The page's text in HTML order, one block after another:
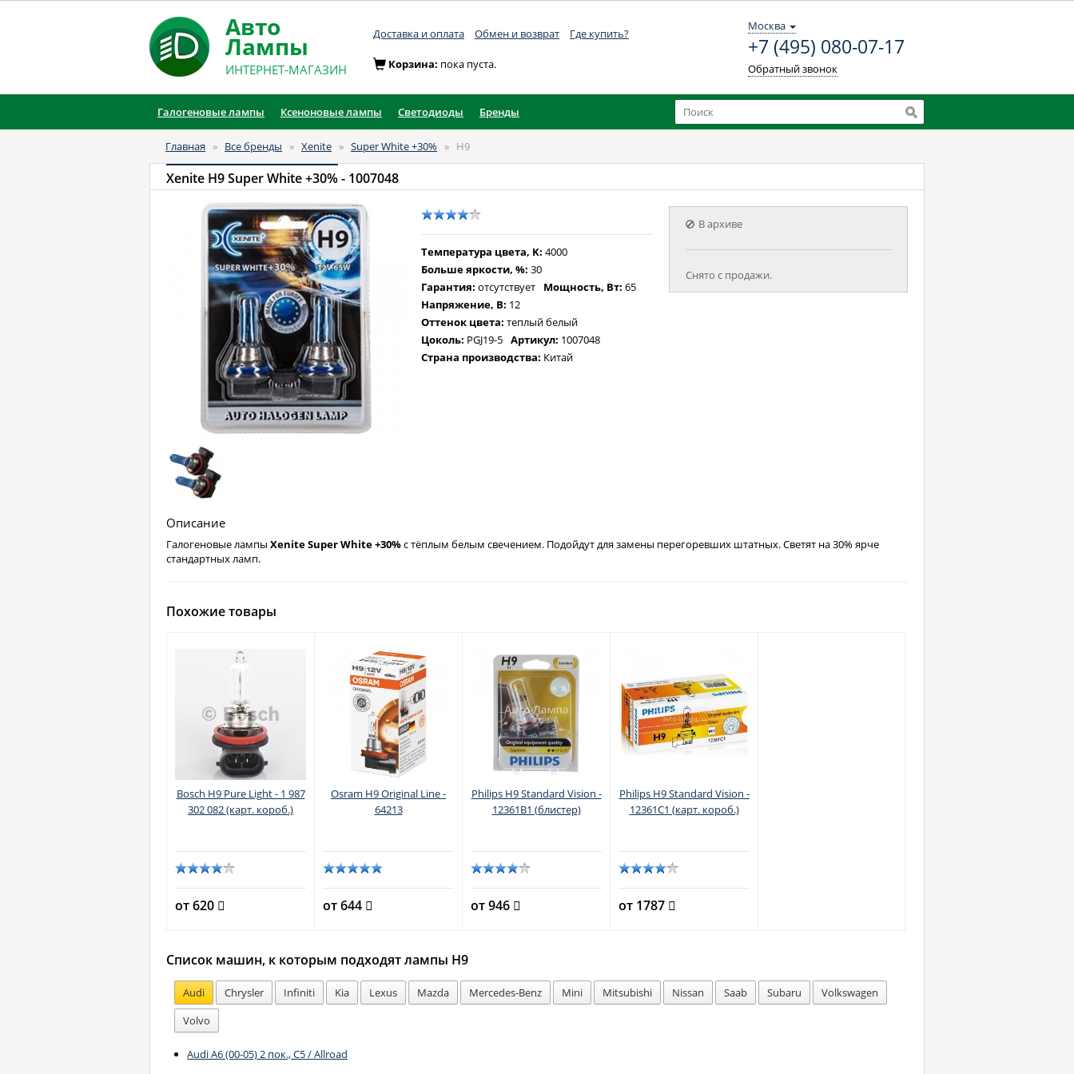
Авто
Лампы
ИНТЕРНЕТ-МАГАЗИН
Доставка и оплата Обмен и возврат Где купить?
Москва
+7 (495) 080-07-17
Обратный звонок
Корзина: пока пуста.
Галогеновые лампы Ксеноновые лампы Светодиоды Бренды
Главная » Все бренды » Xenite » Super White +30% » H9
Xenite H9 Super White +30%- 1007048
Температура цвета, K: 4000
Больше яркости, %: 30
Гарантия: отсутствует Мощность, Вт: 65
Напряжение, В: 12
Оттенок цвета: теплый белый
Цоколь: PGJ19-5 Артикул: 1007048
Страна производства: Китай
В архиве
Снято с продажи.
Описание
Галогеновые лампы Xenite Super White +30%с тёплым белым свечением. Подойдут для замены перегоревших штатных. Светят на 30% ярче
стандартных ламп.
Похожие товары
Bosch H9 Pure Light - 1 987
302 082 (карт. короб.)
от 620
Osram H9 Original Line -
64213
от 644
Philips H9 Standard Vision -
12361B1 (блистер)
от 946
Philips H9 Standard Vision -
12361C1 (карт. короб.)
от 1787
Список машин, к которым подходят лампы H9
Audi Chrysler Infiniti Kia Lexus Mazda Mercedes-Benz Mini Mitsubishi Nissan Saab Subaru
Volkswagen
Volvo
Audi A6 (00-05) 2 пок., C5 / Allroad